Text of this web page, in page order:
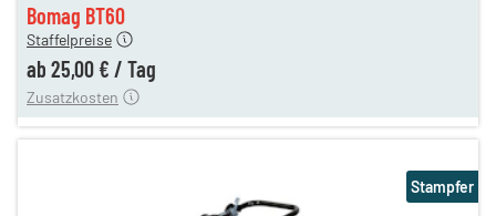
Bomag BT60
Staffelpreise
ab 25,00 € / Tag
12,00 €
Zusatzkosten
Stampfer